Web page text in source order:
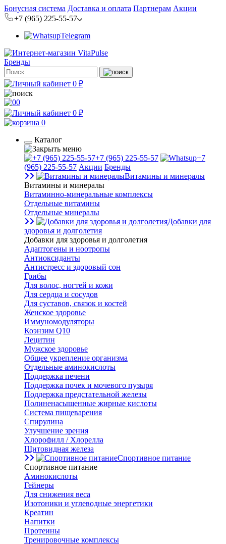
Бонусная система Доставка и оплата Партнерам Акции
+7 (965) 225-55-57
Telegram
Бренды
0 ₽
0
0 ₽
0
Каталог
+7 (965) 225-55-57
+7
(965) 225-55-57 Акции Бренды
Витамины и минералы
Витамины и минералы
Витаминно-минеральные комплексы
Отдельные витамины
Отдельные минералы
Добавки для
здоровья и долголетия
Добавки для здоровья и долголетия
Адаптогены и ноотропы
Антиоксиданты
Антистресс и здоровый сон
Грибы
Для волос, ногтей и кожи
Для сердца и сосудов
Для суставов, связок и костей
Женское здоровье
Иммуномодуляторы
Коэнзим Q10
Лецитин
Мужское здоровье
Общее укрепление организма
Отдельные аминокислоты
Поддержка печени
Поддержка почек и мочевого пузыря
Поддержка предстательной железы
Полиненасыщенные жирные кислоты
Система пищеварения
Спирулина
Улучшение зрения
Хлорофилл / Хлорелла
Щитовидная железа
Спортивное питание
Спортивное питание
Аминокислоты
Гейнеры
Для снижения веса
Изотоники и углеводные энергетики
Креатин
Напитки
Протеины
Тренировочные комплексы